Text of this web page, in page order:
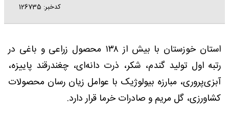
کدخبر: 126735
استان خوزستان با بیش از ۱۳۸ محصول زراعی و باغی در
رتبه اول تولید گندم، شکر، ذرت دانه‌ای، چغندرقند پاییزه،
آبزی‌پروری، مبارزه بیولوژیک با عوامل زیان‌ رسان محصولات
کشاورزی، گل مریم و صادرات خرما قرار دارد.